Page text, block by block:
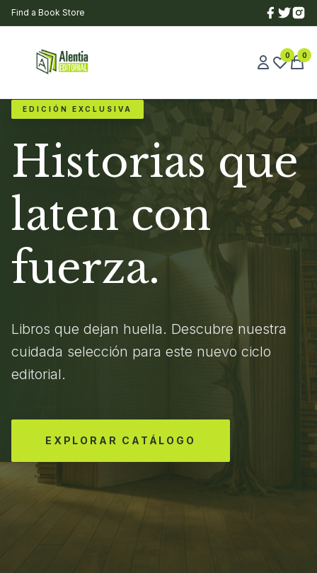
Find a Book Store
0 0
EDICIÓN EXCLUSIVA
Historias que
laten con
fuerza.
Libros que dejan huella. Descubre nuestra
cuidada selección para este nuevo ciclo
editorial.
EXPLORAR CATÁLOGO